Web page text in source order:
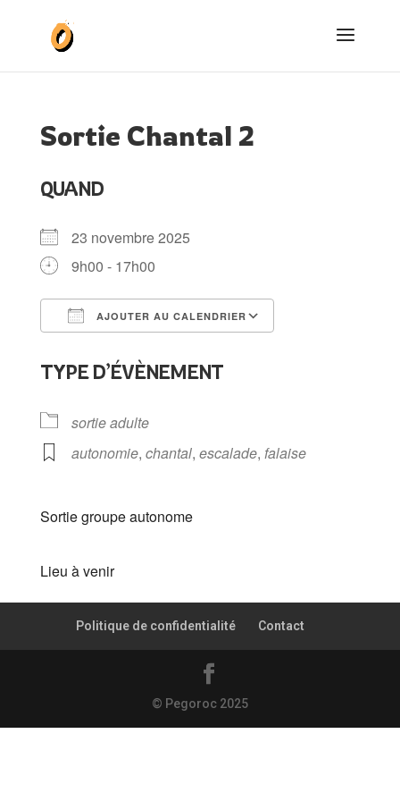
Sortie Chantal 2
QUAND
23 novembre 2025
9h00 - 17h00
AJOUTER AU CALENDRIER
TYPE D’ÉVÈNEMENT
sortie adulte
autonomie, chantal, escalade, falaise
Sortie groupe autonome
Lieu à venir
Politique de confidentialité Contact
© Pegoroc 2025